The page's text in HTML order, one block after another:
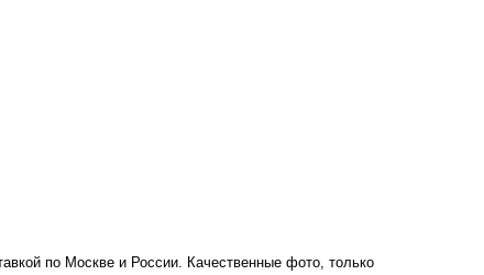
по Москве и России. Качественные фото, только